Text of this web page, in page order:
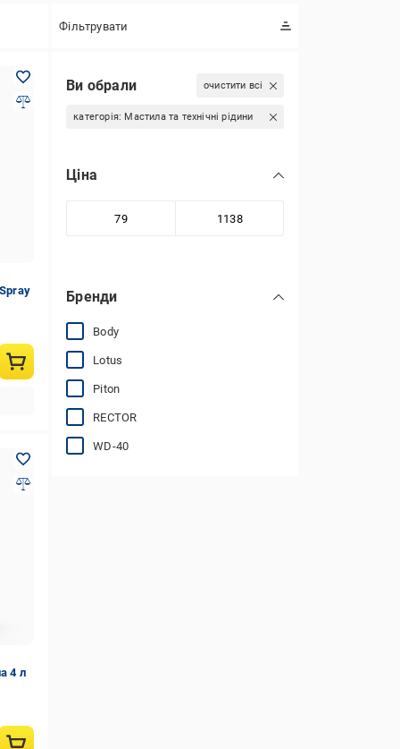
Фільтрувати
4 л
Ви обрали очистити всі
категорія: Мастила та технічні рідини
Ціна
Бренди
Body
Lotus
Piton
RECTOR
WD-40